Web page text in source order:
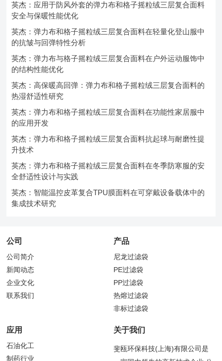
英杰：应用于防风外套的弹力布和格子摇粒绒三层复合面料
安全与保暖性能优化
英杰：弹力布和格子摇粒绒三层复合面料在轻量化登山服中
的抗皱与回弹特性分析
英杰：弹力布与格子摇粒绒三层复合面料在户外运动服饰中
的结构性能优化
英杰：高保暖高回弹：弹力布和格子摇粒绒三层复合面料的
热湿舒适性研究
英杰：弹力布和格子摇粒绒三层复合面料在功能性家居服中
的应用开发
英杰：弹力布和格子摇粒绒三层复合面料抗起球与耐磨性提
升技术
英杰：弹力布和格子摇粒绒三层复合面料在冬季防寒服的安
全舒适性设计与实践
英杰：智能温控皮革复合TPU膜面料在可穿戴设备载体中的
集成技术研究
公司
公司简介
新闻动态
企业文化
联系我们
产品
尼龙过滤袋
PE过滤袋
PP过滤袋
热熔过滤袋
非标过滤袋
应用
石油化工
制药行业
关于我们
斐瓯环保科技(上海)有限公司是